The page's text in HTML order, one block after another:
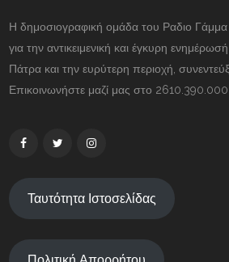
Η δημοσιογραφική ομάδα του Ραδιο Γάμμα
για την αντικειμενική και έγκυρη
Πάτρα και την ευρύτερη περιοχή,
Επικοινωνήστε μαζί μας στο 2610.390.000
Ταυτότητα Ιστοσελίδας